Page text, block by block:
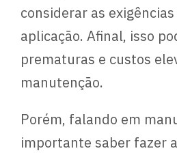
considerar as
aplicação. Afinal, isso
prematuras e custos
manutenção.
Porém, falando em
importante saber fazer